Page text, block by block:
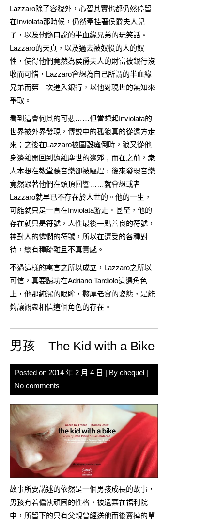
Lazzaro除了容貌外，心智其實也都仍然停留
在Inviolata那時候，仍然牽挂著侯爵夫人兒
子，以及他隨口說的半血緣兄弟的玩笑話。
Lazzaro的天真，以及過去被奴役的人的奴
性，使得他們竟然為侯爵夫人的財富被銀行沒
收而可惜，Lazzaro會想為自己所謂的半血緣
兄弟而第一次進入銀行，以他對現世的無知來
爭取。
看到這會何其的可悲……但當想起Inviolata的
世界被外界發現，傳説中的孤狼真的從遠方走
來；之後在Lazzaro被圍毆癱倒時，狼又從他
身邊離開回到遠離塵世的邊郊；而在之前，衆
人本想在教堂聼音樂卻被驅趕，後來發現音樂
竟然跟著他們在頭頂回響……就會想或者
Lazzaro就早已不存在於人世的。他的一生，
可能就只是一直在Inviolata游走。甚至，他的
存在就只是符號，人性最後一點善良的符號，
神對人的憐憫的符號，所以在遭受的各種對
待，總有種疏離且不真實感。
不過這樣的寓言之所以成立，Lazzaro之所以
可信，真要歸功在Adriano Tardiolo這選角色
上，他那純潔的眼眸，憨厚老實的姿態，是能
夠讓觀衆相信這個角色的存在。
男孩 – The Kid with a Bike
Posted on 2014 年 2 月 4 日 | By chequel |
No comments
故事所要講述的依然是一個男孩成長的故事，
男孩有着偏執頑固的性格，被遺棄在福利院
中，所留下的只有父親曾經送他而後賣掉的單